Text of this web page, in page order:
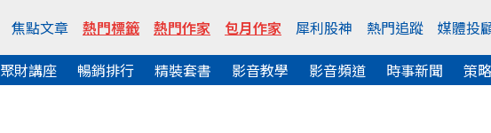
焦點文章 熱門標籤 熱門作家 包月作家 犀利股神 熱門追蹤 媒體投
聚財講座 暢銷排行 精裝套書 影音教學 影音頻道 時事新聞 策